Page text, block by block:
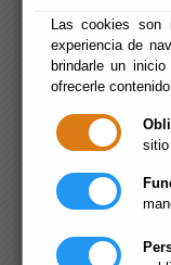
Las cookies son
experiencia de
brindarle un
ofrecerle
sitio
Inicio -Hacienda -